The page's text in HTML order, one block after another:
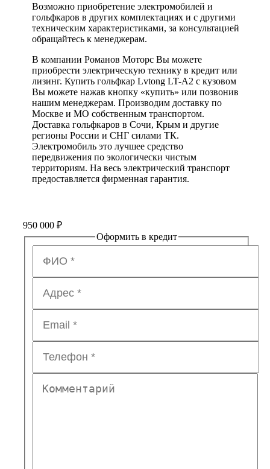
Возможно приобретение электромобилей и
гольфкаров в других комплектациях и с другими
техническим характеристиками, за консультацией
обращайтесь к менеджерам.
В компании Романов Моторс Вы можете
приобрести электрическую технику в кредит или
лизинг. Купить гольфкар Lvtong LT-A2 с кузовом
Вы можете нажав кнопку «купить» или позвонив
нашим менеджерам. Производим доставку по
Москве и МО собственным транспортом.
Доставка гольфкаров в Сочи, Крым и другие
регионы России и СНГ силами ТК.
Электромобиль это лучшее средство
передвижения по экологически чистым
территориям. На весь электрический транспорт
предоставляется фирменная гарантия.
950 000 ₽
Оформить в кредит